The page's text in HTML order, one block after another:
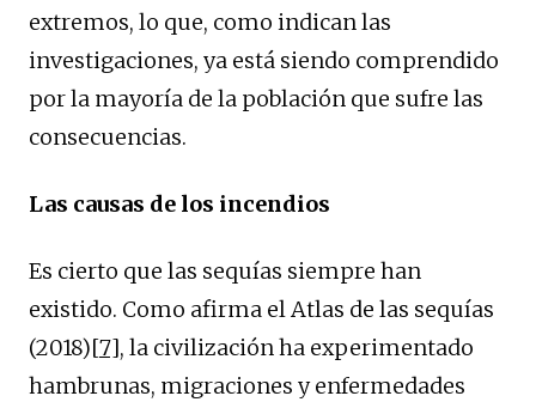
extremos, lo que, como indican las
investigaciones, ya está siendo comprendido
por la mayoría de la población que sufre las
consecuencias.
Las causas de los incendios
Es cierto que las sequías siempre han
existido. Como afirma el Atlas de las sequías
(2018)[7], la civilización ha experimentado
hambrunas, migraciones y enfermedades